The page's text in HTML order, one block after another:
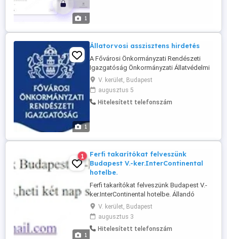
1
...
1
Állatorvosi asszisztens hirdetés
A Fővárosi Önkormányzati Rendészeti
Igazgatóság Önkormányzati Állatvédelmi
Őrszolgálat felvételt hirdet állatorvosi
asszisztensi feladatok ellátására.
Jelentkezési feltételek: magyar
állampolgárság, cselekvőképesség,
V. kerület, Budapest
augusztus 5
Hitelesített telefonszám
1
1
Ferfi takarítókat felveszünk
Budapest V.-ker.InterContinental
hotelbe.
Ferfi takarítókat felveszünk Budapest V.-
ker.InterContinental hotelbe. Állandó
éjszaka,hétvégén is,heti két nap
szabadnap,22-06-ig. Nettó órabér:2200 Ft.
Jelentkezés:
V. kerület, Budapest
augusztus 3
Hitelesített telefonszám